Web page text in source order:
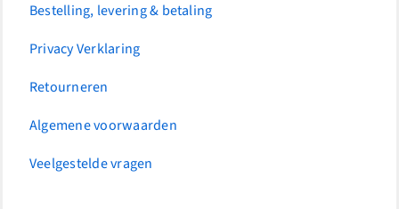
Bestelling, levering & betaling
Privacy Verklaring
Retourneren
Algemene voorwaarden
Veelgestelde vragen